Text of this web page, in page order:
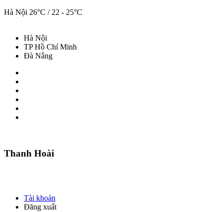
Hà Nội 26°C / 22 - 25°C
Hà Nội
TP Hồ Chí Minh
Đà Nẵng
Thanh Hoài
Tài khoản
Đăng xuất